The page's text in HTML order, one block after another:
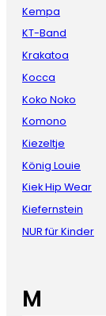
Kempa
KT-Band
Krakatoa
Kocca
Koko Noko
Komono
Kiezeltje
König Louie
Kiek Hip Wear
Kiefernstein
NUR für Kinder
M